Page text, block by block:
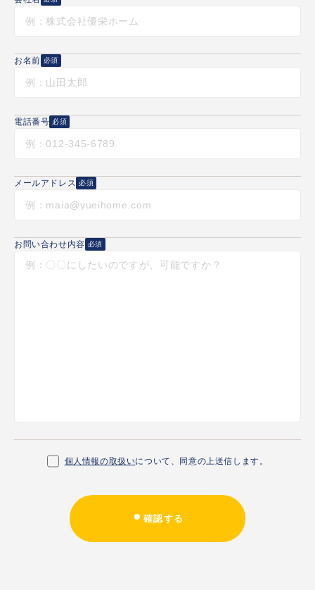
お名前 必須
電話番号 必須
メールアドレス 必須
お問い合わせ内容 必須
個人情報の取扱いについて、同意の上送信します。